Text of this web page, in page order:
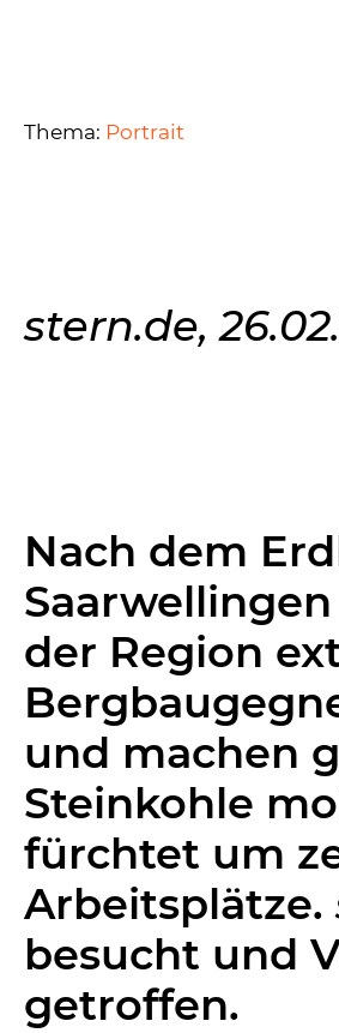
Thema: Portrait
stern.de,
Nach dem
der Region
und machen
Steinkohle
fürchtet um
Arbeitsplätze.
besucht und
getroffen.